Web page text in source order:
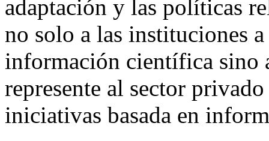
adaptación y las políticas
no solo a las instituciones
información científica sino
represente al sector
iniciativas basada en